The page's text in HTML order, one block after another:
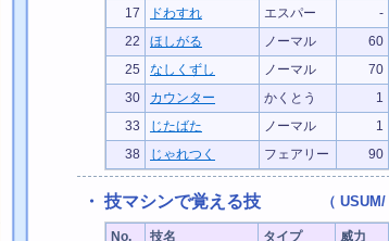
17
ドわすれ エスパー -
22
ほしがる ノーマル 60
25
なしくずし ノーマル 70
30
カウンター かくとう 1
33
じたばた ノーマル 1
38
じゃれつく フェアリー 90
・ 技マシンで覚える技 （ USUM/
No. 技名 タイプ 威力